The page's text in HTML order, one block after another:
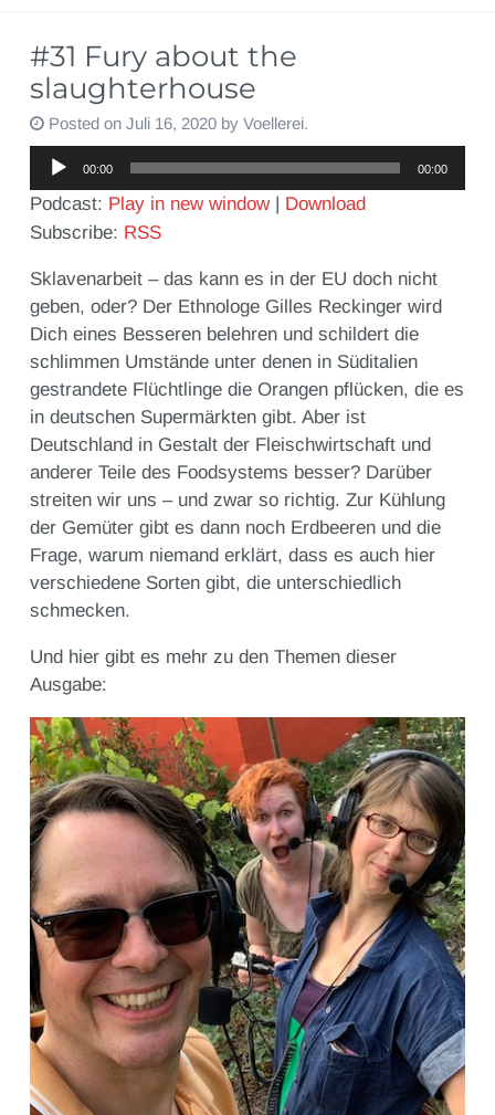
#31 Fury about the
slaughterhouse
Posted on Juli 16, 2020by Voellerei.
Audio-
Player
00:00 00:00
Podcast: Play in new window| Download
Subscribe: RSS
Sklavenarbeit – das kann es in der EU doch nicht
geben, oder? Der Ethnologe Gilles Reckinger wird
Dich eines Besseren belehren und schildert die
schlimmen Umstände unter denen in Süditalien
gestrandete Flüchtlinge die Orangen pflücken, die es
in deutschen Supermärkten gibt. Aber ist
Deutschland in Gestalt der Fleischwirtschaft und
anderer Teile des Foodsystems besser? Darüber
streiten wir uns – und zwar so richtig. Zur Kühlung
der Gemüter gibt es dann noch Erdbeeren und die
Frage, warum niemand erklärt, dass es auch hier
verschiedene Sorten gibt, die unterschiedlich
schmecken.
Und hier gibt es mehr zu den Themen dieser
Ausgabe: